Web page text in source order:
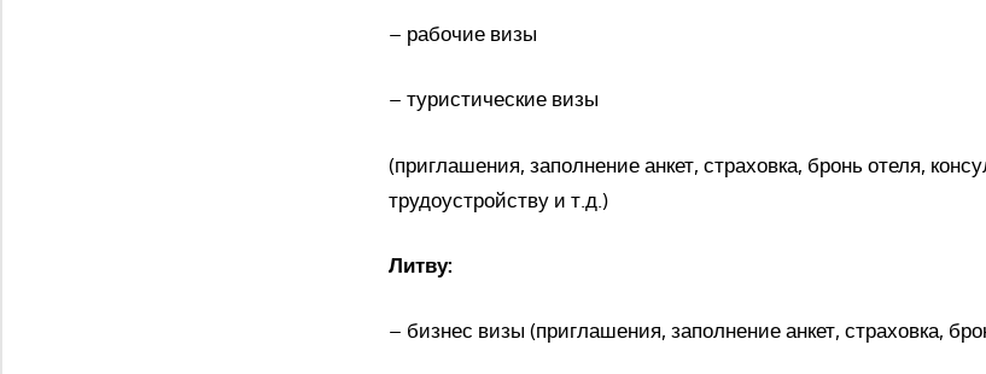
– рабочие визы
– туристические визы
(приглашения, заполнение анкет, страховка, бронь отеля,
трудоустройству и т.д.)
Литву:
– бизнес визы (приглашения, заполнение анкет, страховка,